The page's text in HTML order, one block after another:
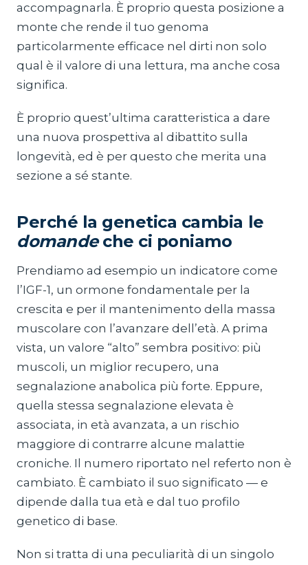
accompagnarla. È proprio questa posizione a
monte che rende il tuo genoma
particolarmente efficace nel dirti non solo
qual è il valore di una lettura, ma anche cosa
significa.
È proprio quest’ultima caratteristica a dare
una nuova prospettiva al dibattito sulla
longevità, ed è per questo che merita una
sezione a sé stante.
Perché la genetica cambia le
domandeche ci poniamo
Prendiamo ad esempio un indicatore come
l’IGF-1, un ormone fondamentale per la
crescita e per il mantenimento della massa
muscolare con l’avanzare dell’età. A prima
vista, un valore “alto” sembra positivo: più
muscoli, un miglior recupero, una
segnalazione anabolica più forte. Eppure,
quella stessa segnalazione elevata è
associata, in età avanzata, a un rischio
maggiore di contrarre alcune malattie
croniche. Il numero riportato nel referto non è
cambiato. È cambiato il suo significato — e
dipende dalla tua età e dal tuo profilo
genetico di base.
Non si tratta di una peculiarità di un singolo